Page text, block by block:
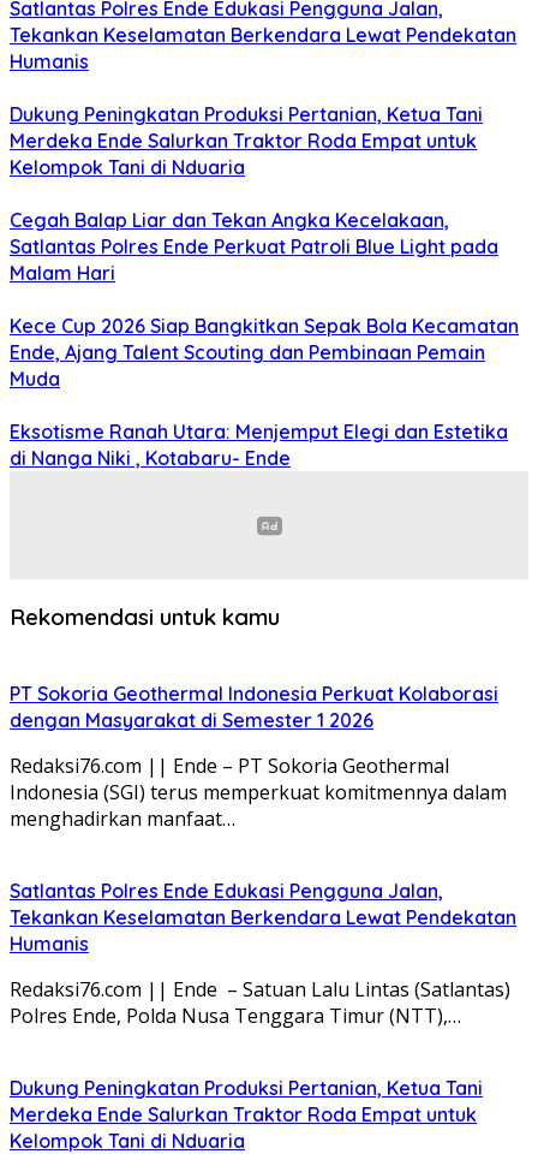
Satlantas Polres Ende Edukasi Pengguna Jalan,
Tekankan Keselamatan Berkendara Lewat Pendekatan
Humanis
Dukung Peningkatan Produksi Pertanian, Ketua Tani
Merdeka Ende Salurkan Traktor Roda Empat untuk
Kelompok Tani di Nduaria
Cegah Balap Liar dan Tekan Angka Kecelakaan,
Satlantas Polres Ende Perkuat Patroli Blue Light pada
Malam Hari
Kece Cup 2026 Siap Bangkitkan Sepak Bola Kecamatan
Ende, Ajang Talent Scouting dan Pembinaan Pemain
Muda
Eksotisme Ranah Utara: Menjemput Elegi dan Estetika
di Nanga Niki , Kotabaru- Ende
Rekomendasi untuk kamu
PT Sokoria Geothermal Indonesia Perkuat Kolaborasi
dengan Masyarakat di Semester 1 2026
Redaksi76.com || Ende – PT Sokoria Geothermal
Indonesia (SGI) terus memperkuat komitmennya dalam
menghadirkan manfaat…
Satlantas Polres Ende Edukasi Pengguna Jalan,
Tekankan Keselamatan Berkendara Lewat Pendekatan
Humanis
Redaksi76.com || Ende – Satuan Lalu Lintas (Satlantas)
Polres Ende, Polda Nusa Tenggara Timur (NTT),…
Dukung Peningkatan Produksi Pertanian, Ketua Tani
Merdeka Ende Salurkan Traktor Roda Empat untuk
Kelompok Tani di Nduaria